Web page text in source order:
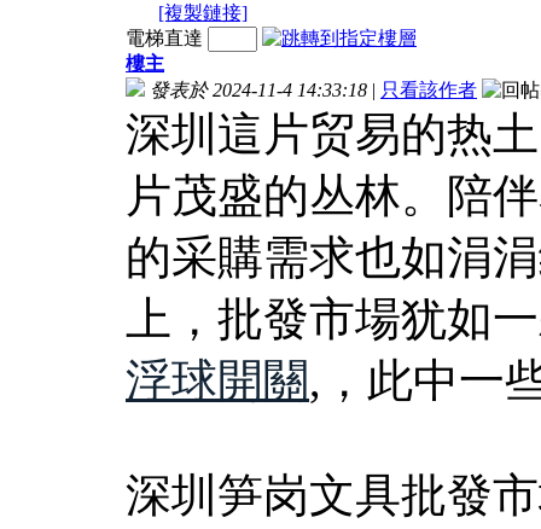
[複製鏈接]
電梯直達
樓主
發表於 2024-11-4 14:33:18 | 只看該作者
深圳這片贸易的热
片茂盛的丛林。陪
的采購需求也如涓
上，批發市場犹如
浮球開關,，此中一
深圳笋岗文具批發